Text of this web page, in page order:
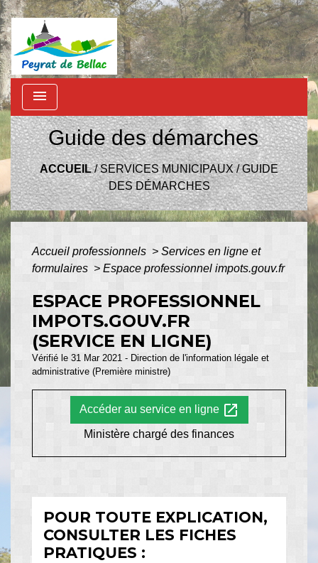
menu
Guide des démarches
ACCUEIL/SERVICES MUNICIPAUX/GUIDE
DES DÉMARCHES
Accueil professionnels > Services en ligne et
formulaires > Espace professionnel impots.gouv.fr
ESPACE PROFESSIONNEL
IMPOTS.GOUV.FR
(SERVICE EN LIGNE)
Vérifié le 31 Mar 2021 - Direction de l'information légale et
administrative (Première ministre)
Accéder au service en ligne open_in_new
Ministère chargé des finances
POUR TOUTE EXPLICATION,
CONSULTER LES FICHES
PRATIQUES :